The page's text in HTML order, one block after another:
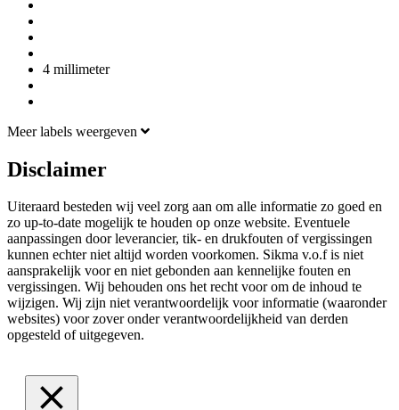
4 millimeter
Meer labels weergeven
Disclaimer
Uiteraard besteden wij veel zorg aan om alle informatie zo goed en
zo up-to-date mogelijk te houden op onze website. Eventuele
aanpassingen door leverancier, tik- en drukfouten of vergissingen
kunnen echter niet altijd worden voorkomen. Sikma v.o.f is niet
aansprakelijk voor en niet gebonden aan kennelijke fouten en
vergissingen. Wij behouden ons het recht voor om de inhoud te
wijzigen. Wij zijn niet verantwoordelijk voor informatie (waaronder
websites) voor zover onder verantwoordelijkheid van derden
opgesteld of uitgegeven.